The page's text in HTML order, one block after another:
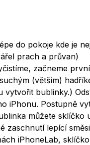
do pokoje kde je
prach a průvan)
začneme
(větším)
vytvořit bublinky.)
iPhonu. Postupně
můžete
zaschnutí lepící
iPhoneLab,